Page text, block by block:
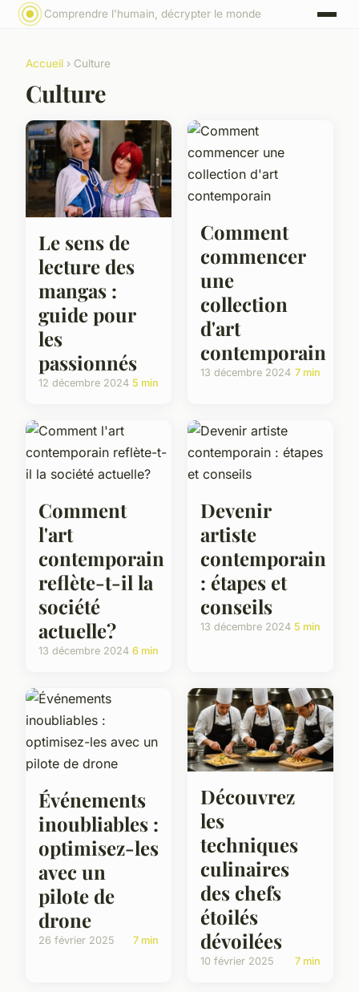
Comprendre l'humain, décrypter le monde
Accueil › Culture
Culture
Le sens de
lecture des
mangas :
guide pour
les
passionnés
12 décembre 2024 5 min
Comment
commencer
une
collection
d'art
contemporain
13 décembre 2024 7 min
Comment
l'art
contemporain
reflète-t-il la
société
actuelle?
13 décembre 2024 6 min
Devenir
artiste
contemporain
: étapes et
conseils
13 décembre 2024 5 min
Événements
inoubliables :
optimisez-les
avec un
pilote de
drone
26 février 2025 7 min
Découvrez
les
techniques
culinaires
des chefs
étoilés
dévoilées
10 février 2025 7 min